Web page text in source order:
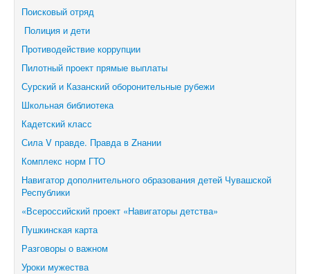
Поисковый отряд
Полиция и дети
Противодействие коррупции
Пилотный проект прямые выплаты
Сурский и Казанский оборонительные рубежи
Школьная библиотека
Кадетский класс
Сила V правде. Правда в Zнании
Комплекс норм ГТО
Навигатор дополнительного образования детей Чувашской
Республики
«Всероссийский проект «Навигаторы детства»
Пушкинская карта
Разговоры о важном
Уроки мужества